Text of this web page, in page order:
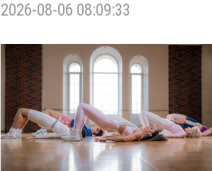
2026-08-06 08:09:33